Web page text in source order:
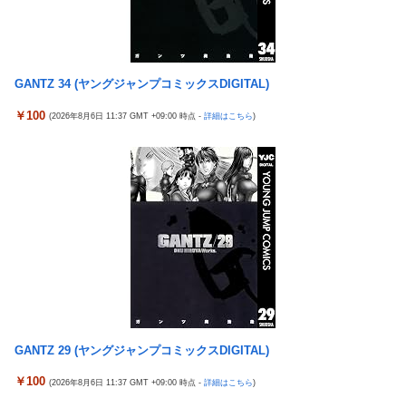
【艦これ】 募：ヴィスビィの触媒
影山優佳、赤ランジェリー×網タイツがスケベ過ぎる！只の痴女
西武・中村剛也、一軍昇格が秒読み！
フジ『有吉の夏休み』今夏も放送へ 有吉弘行の意味深発言でフ
【有能】政府「トラックはサービスエリア利用有料化すればサボ
らず走るし流問題解決じゃね？」
母と一緒の時に、明らかに足に障害がある方が歩いていた。母
「なんであんな歩き方なの？ふざけてるの？」
ソフトの入れ替えなんて10秒で済むのにそれを面倒くさいとか
DL版選ぶ理由だわとかなんなんアホなのか
ガルシア 打率.230 13打数3安打 2本塁打 7打点
伊勢鈴蘭さん、コカ・コーラ愛を全力アピール！
【速報】れいわ新選組さん「いのちの党」に改名ｗｗｗｗｗｗｗ
ｗ
GANTZ 34 (ヤングジャンプコミックスDIGITAL)
￥100 (2026年8月6日 11:37 GMT +09:00 時点 - 詳細はこちら)
GANTZ 29 (ヤングジャンプコミックスDIGITAL)
￥100 (2026年8月6日 11:37 GMT +09:00 時点 - 詳細はこちら)